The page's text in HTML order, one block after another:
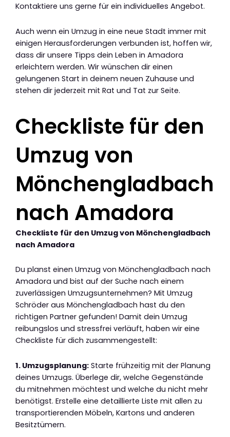
Kontaktiere uns gerne für ein individuelles Angebot.
Auch wenn ein Umzug in eine neue Stadt immer mit
einigen Herausforderungen verbunden ist, hoffen wir,
dass dir unsere Tipps dein Leben in Amadora
erleichtern werden. Wir wünschen dir einen
gelungenen Start in deinem neuen Zuhause und
stehen dir jederzeit mit Rat und Tat zur Seite.
Checkliste für den
Umzug von
Mönchengladbach
nach Amadora
Checkliste für den Umzug von Mönchengladbach
nach Amadora
Du planst einen Umzug von Mönchengladbach nach
Amadora und bist auf der Suche nach einem
zuverlässigen Umzugsunternehmen? Mit Umzug
Schröder aus Mönchengladbach hast du den
richtigen Partner gefunden! Damit dein Umzug
reibungslos und stressfrei verläuft, haben wir eine
Checkliste für dich zusammengestellt:
1. Umzugsplanung: Starte frühzeitig mit der Planung
deines Umzugs. Überlege dir, welche Gegenstände
du mitnehmen möchtest und welche du nicht mehr
benötigst. Erstelle eine detaillierte Liste mit allen zu
transportierenden Möbeln, Kartons und anderen
Besitztümern.